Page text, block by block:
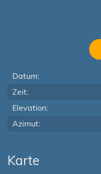
Datum:
Zeit:
Elevation:
Azimut:
Karte